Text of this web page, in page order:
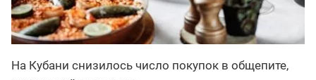
На Кубани снизилось число покупок в общепите,